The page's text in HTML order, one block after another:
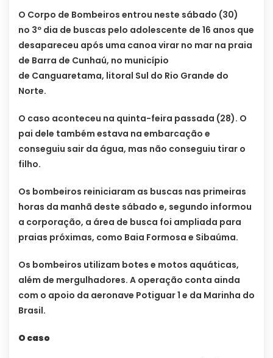
O Corpo de Bombeiros entrou neste sábado (30)
no 3º dia de buscas pelo adolescente de 16 anos que
desapareceu após uma canoa virar no mar na praia
de Barra de Cunhaú, no município
de Canguaretama, litoral Sul do Rio Grande do
Norte.
O caso aconteceu na quinta-feira passada (28). O
pai dele também estava na embarcação e
conseguiu sair da água, mas não conseguiu tirar o
filho.
Os bombeiros reiniciaram as buscas nas primeiras
horas da manhã deste sábado e, segundo informou
a corporação, a área de busca foi ampliada para
praias próximas, como Baia Formosa e Sibaúma.
Os bombeiros utilizam botes e motos aquáticas,
além de mergulhadores. A operação conta ainda
com o apoio da aeronave Potiguar 1 e da Marinha do
Brasil.
O caso